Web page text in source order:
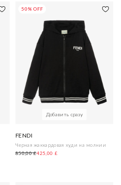
50% OFF
Добавить сразу
FENDI
Черная жаккардовая худи на молнии
850,00 £425,00 £